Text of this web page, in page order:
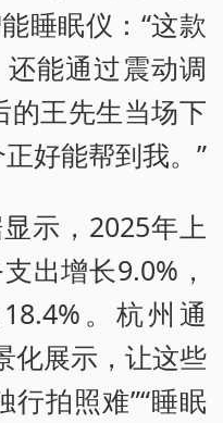
睡眠仪：“这款
能通过震动调
的王先生当场下
好能帮到我。”
示，2025年上
出增长9.0%，
。杭州通
化展示，让这些
行拍照难”“睡眠